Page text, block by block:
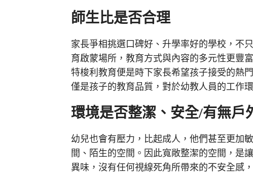
師生比是否合理
家長爭相挑選口碑好、升學率好的學校，不
育啟蒙場所，教育方式與內容的多元性更豐
特梭利教育便是時下家長希望孩子接受的熱
僅是孩子的教育品質，對於幼教人員的工作
環境是否整潔、安全/有無戶
幼兒也會有壓力，比起成人，他們甚至更加
間、陌生的空間。因此寬敞整潔的空間，是
異味，沒有任何視線死角所帶來的不安全感